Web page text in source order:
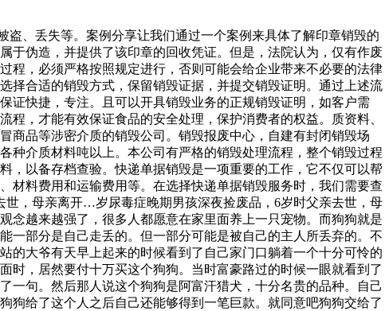
主要成本之一，包括各种机械设备、工具和耗材等。.人员工资：
为，更是违法犯罪行为。每一位居民都应认识到高空抛物的危害
的环境秩序。物品堆放杂乱、消防设施不齐全的废品收购站容易引
盗、丢失等。案例分享让我们通过一个案例来具体了解印章销毁的
于伪造，并提供了该印章的回收凭证。但是，法院认为，仅有作废
程，必须严格按照规定进行，否则可能会给企业带来不必要的法律
择合适的销毁方式，保留销毁证据，并提交销毁证明。通过上述流
证快捷，专注。且可以开具销毁业务的正规销毁证明，如客户需
，才能有效保证食品的安全处理，保护消费者的权益。质资料、
商品等涉密介质的销毁公司。销毁报废中心，自建有封闭销毁场
种介质材料吨以上。本公司有严格的销毁处理流程，整个销毁过程
，以备存档查验。快递单据销毁是一项重要的工作，它不仅可以帮
材料费用和运输费用等。在选择快递单据销毁服务时，我们需要查
，母亲离开…岁尿毒症晚期男孩深夜捡废品，6岁时父亲去世，母
念越来越强了，很多人都愿意在家里面养上一只宠物。而狗狗就是
一部分是自己走丢的。但一部分可能是被自己的主人所丢弃的。不
的大爷有天早上起来的时候看到了自己家门口躺着一个十分可怜的
时，居然要付十万买这个狗狗。当时富豪路过的时候一眼就看到了
一句。然后那人说这个狗狗是阿富汗猎犬，十分名贵的品种。自己
狗给了这个人之后自己还能够得到一笔巨款。就同意吧狗狗交给了